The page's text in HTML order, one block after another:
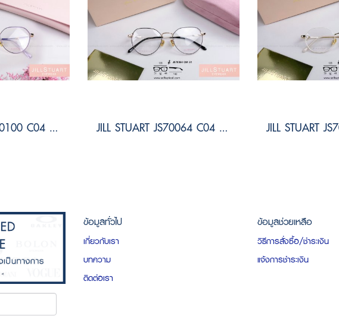
JILL STUART JS70100 C04 Size 49 JILL STUART JS70064 C04 Size 51
ข้อมูลทั่วไป
เกี่ยวกับเรา
บทความ
ติดต่อเรา
ข้อมูลช่วยเหลือ
วิธีการสั่งซื้อ/ชำระเงิน
แจ้งการชำระเงิน